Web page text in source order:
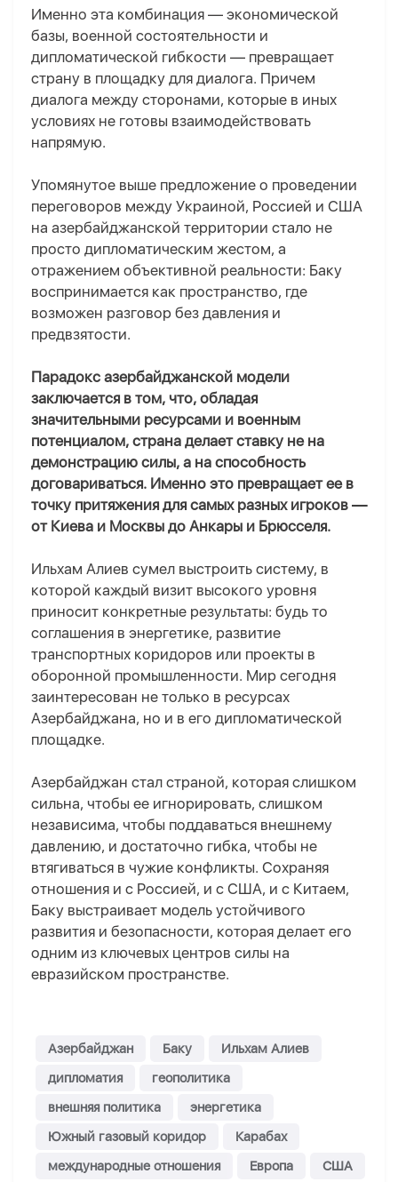
Именно эта комбинация — экономической
базы, военной состоятельности и
дипломатической гибкости — превращает
страну в площадку для диалога. Причем
диалога между сторонами, которые в иных
условиях не готовы взаимодействовать
напрямую.
Упомянутое выше предложение о проведении
переговоров между Украиной, Россией и США
на азербайджанской территории стало не
просто дипломатическим жестом, а
отражением объективной реальности: Баку
воспринимается как пространство, где
возможен разговор без давления и
предвзятости.
Парадокс азербайджанской модели
заключается в том, что, обладая
значительными ресурсами и военным
потенциалом, страна делает ставку не на
демонстрацию силы, а на способность
договариваться. Именно это превращает ее в
точку притяжения для самых разных игроков —
от Киева и Москвы до Анкары и Брюсселя.
Ильхам Алиев сумел выстроить систему, в
которой каждый визит высокого уровня
приносит конкретные результаты: будь то
соглашения в энергетике, развитие
транспортных коридоров или проекты в
оборонной промышленности. Мир сегодня
заинтересован не только в ресурсах
Азербайджана, но и в его дипломатической
площадке.
Азербайджан стал страной, которая слишком
сильна, чтобы ее игнорировать, слишком
независима, чтобы поддаваться внешнему
давлению, и достаточно гибка, чтобы не
втягиваться в чужие конфликты. Сохраняя
отношения и с Россией, и с США, и с Китаем,
Баку выстраивает модель устойчивого
развития и безопасности, которая делает его
одним из ключевых центров силы на
евразийском пространстве.
Азербайджан Баку
Ильхам Алиев
дипломатия
геополитика
внешняя политика
энергетика
Южный газовый коридор
Карабах
международные отношения
Европа
США